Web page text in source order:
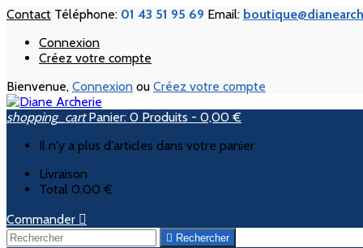
Contact Téléphone: 01 43 51 95 69 Email:
Connexion
Créez votre compte
Bienvenue, Connexion ou Créez votre compte
shopping_cart Panier: 0 Produits - 0,00 €
Il n'y a plus d'articles dans votre panier
Livraison
Total 0,00 €
Commander 
 Rechercher